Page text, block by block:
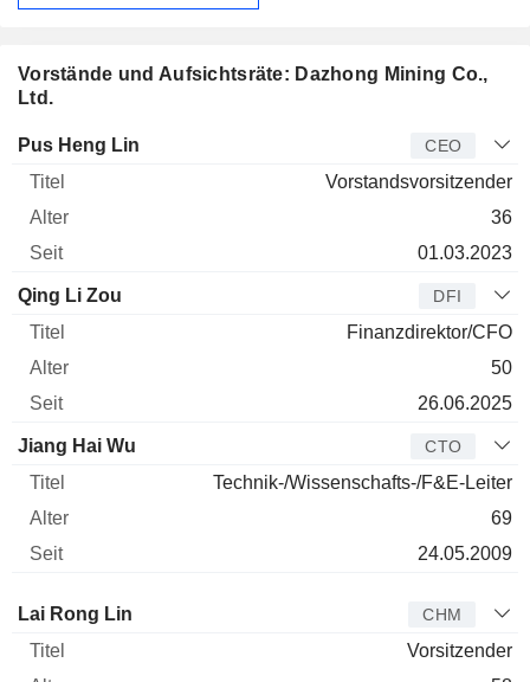
Vorstände und Aufsichtsräte: Dazhong Mining Co.,
Ltd.
Manager Titel
Pus Heng Lin CEO
Vorstandsvorsitzender
36
01.03.2023
Qing Li Zou DFI
Finanzdirektor/CFO
50
26.06.2025
Jiang Hai Wu CTO
Technik-/Wissenschafts-/F&E-Leiter
69
24.05.2009
Verwaltungsratsmitglied
Lai Rong Lin CHM
Vorsitzender